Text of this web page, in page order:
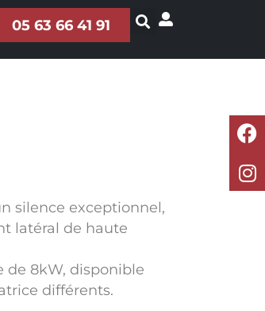
05 63 66 41 91
silence exceptionnel,
latéral de haute
de 8kW, disponible
différents.